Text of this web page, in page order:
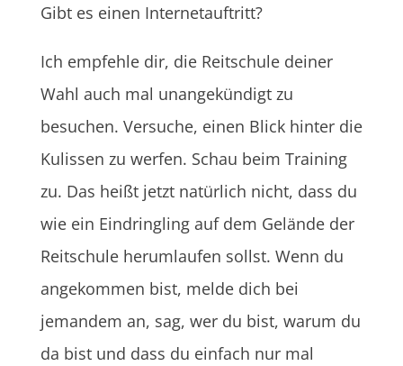
Gibt es einen Internetauftritt?
Ich empfehle dir, die Reitschule deiner
Wahl auch mal unangekündigt zu
besuchen. Versuche, einen Blick hinter die
Kulissen zu werfen. Schau beim Training
zu. Das heißt jetzt natürlich nicht, dass du
wie ein Eindringling auf dem Gelände der
Reitschule herumlaufen sollst. Wenn du
angekommen bist, melde dich bei
jemandem an, sag, wer du bist, warum du
da bist und dass du einfach nur mal